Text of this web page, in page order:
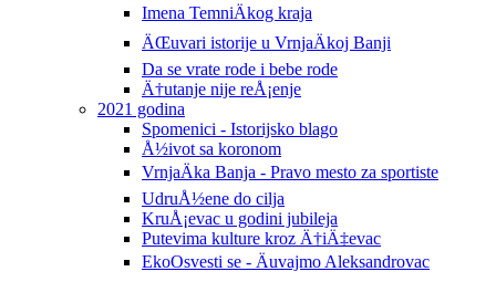
Imena TemniÄkog kraja
ÄŒuvari istorije u VrnjaÄkoj Banji
Da se vrate rode i bebe rode
Ä†utanje nije reÅ¡enje
2021 godina
Spomenici - Istorijsko blago
Å½ivot sa koronom
VrnjaÄka Banja - Pravo mesto za sportiste
UdruÅ½ene do cilja
KruÅ¡evac u godini jubileja
Putevima kulture kroz Ä†iÄ‡evac
EkoOsvesti se - Äuvajmo Aleksandrovac